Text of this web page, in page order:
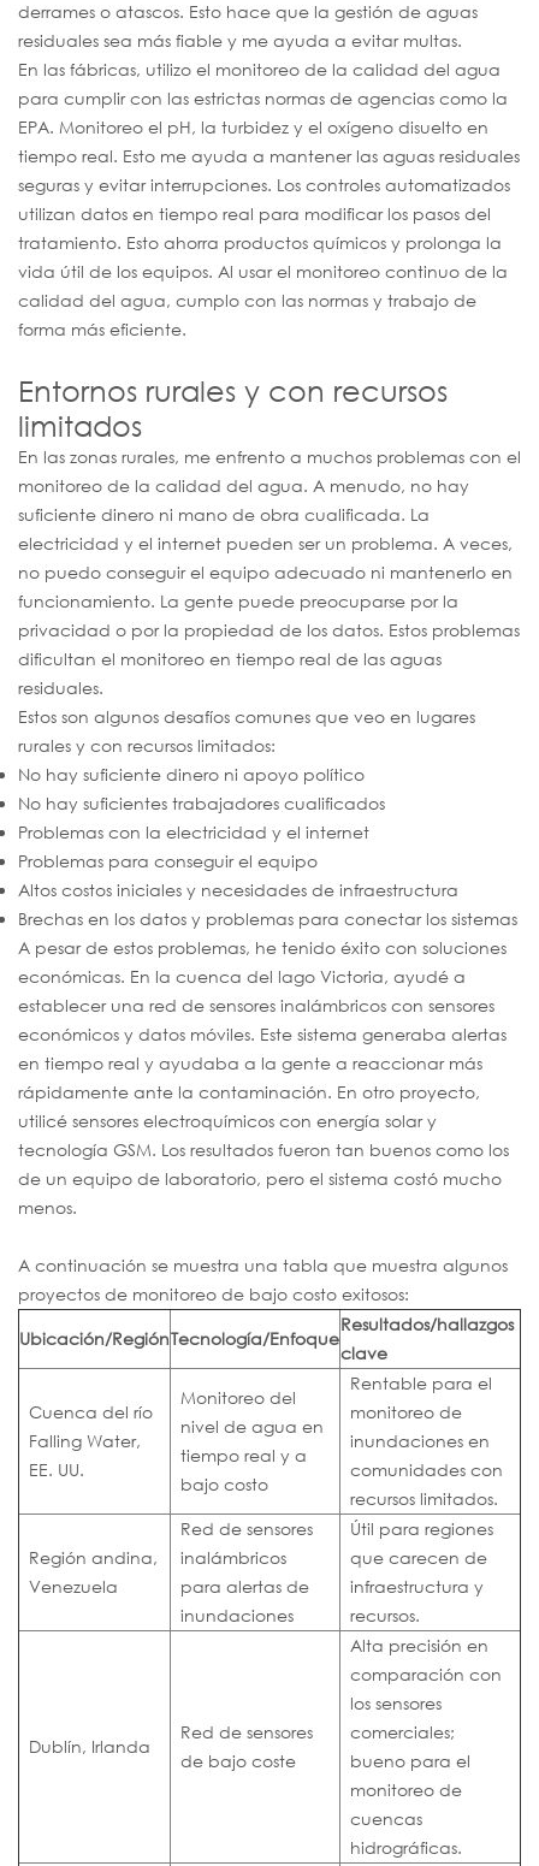
derrames o atascos. Esto hace que la gestión de aguas
residuales sea más fiable y me ayuda a evitar multas.
En las fábricas, utilizo el monitoreo de la calidad del agua
para cumplir con las estrictas normas de agencias como la
EPA. Monitoreo el pH, la turbidez y el oxígeno disuelto en
tiempo real. Esto me ayuda a mantener las aguas residuales
seguras y evitar interrupciones. Los controles automatizados
utilizan datos en tiempo real para modificar los pasos del
tratamiento. Esto ahorra productos químicos y prolonga la
vida útil de los equipos. Al usar el monitoreo continuo de la
calidad del agua, cumplo con las normas y trabajo de
forma más eficiente.
Entornos rurales y con recursos
limitados
En las zonas rurales, me enfrento a muchos problemas con el
monitoreo de la calidad del agua. A menudo, no hay
suficiente dinero ni mano de obra cualificada. La
electricidad y el internet pueden ser un problema. A veces,
no puedo conseguir el equipo adecuado ni mantenerlo en
funcionamiento. La gente puede preocuparse por la
privacidad o por la propiedad de los datos. Estos problemas
dificultan el monitoreo en tiempo real de las aguas
residuales.
Estos son algunos desafíos comunes que veo en lugares
rurales y con recursos limitados:
No hay suficiente dinero ni apoyo político
No hay suficientes trabajadores cualificados
Problemas con la electricidad y el internet
Problemas para conseguir el equipo
Altos costos iniciales y necesidades de infraestructura
Brechas en los datos y problemas para conectar los sistemas
A pesar de estos problemas, he tenido éxito con soluciones
económicas. En la cuenca del lago Victoria, ayudé a
establecer una red de sensores inalámbricos con sensores
económicos y datos móviles. Este sistema generaba alertas
en tiempo real y ayudaba a la gente a reaccionar más
rápidamente ante la contaminación. En otro proyecto,
utilicé sensores electroquímicos con energía solar y
tecnología GSM. Los resultados fueron tan buenos como los
de un equipo de laboratorio, pero el sistema costó mucho
menos.
A continuación se muestra una tabla que muestra algunos
proyectos de monitoreo de bajo costo exitosos:
Ubicación/RegiónTecnología/Enfoque
Resultados/hallazgos
clave
Cuenca del río
Falling Water,
EE. UU.
Monitoreo del
nivel de agua en
tiempo real y a
bajo costo
Rentable para el
monitoreo de
inundaciones en
comunidades con
recursos limitados.
Región andina,
Venezuela
Red de sensores
inalámbricos
para alertas de
inundaciones
Útil para regiones
que carecen de
infraestructura y
recursos.
Dublín, Irlanda
Red de sensores
de bajo coste
Alta precisión en
comparación con
los sensores
comerciales;
bueno para el
monitoreo de
cuencas
hidrográficas.